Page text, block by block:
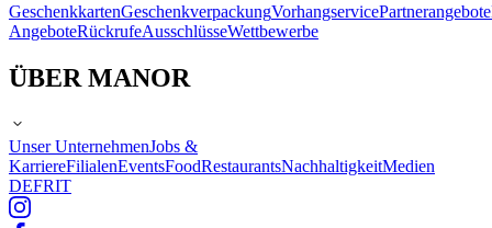
GeschenkkartenGeschenkverpackungVorhangservicePartnerangebote
AngeboteRückrufeAusschlüsseWettbewerbe
ÜBER MANOR
Unser UnternehmenJobs &
KarriereFilialenEventsFoodRestaurantsNachhaltigkeitMedien
DEFRIT